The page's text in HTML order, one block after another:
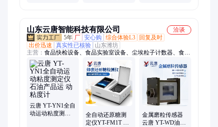
山东云唐智能科技有限公司
洽谈
5年 厂 安心购 综合体验L3
回复及时
出价迅速
真实性已核验
山东潍坊
主营： 食品快检设备、食品实验室设备、尘埃粒子计数器、食品
安全检测仪、农药残留检测仪、水质检测仪、ATP荧光检测仪、
微生物检测仪、食用油检测仪、农药残留快速检测仪、农残检测
仪、农残速测仪、食品检测仪、食品安全速测仪、高智能食品安
全检测仪、土壤养分检测仪、土壤氮磷钾检测仪、食品安全检测
仪器、茶叶农药残留检测仪、手持atp荧光检测仪、兽药残留检测
仪、土壤肥料养分检测仪、多功能食品安全检测仪、卡尔费休水
分仪、食品安全快检设备
云唐 YT-YN1全自
动运动粘度测定
全自动还原糖测
定仪YT-FM1T 云
金属磨粒传感器
云唐 YT-WD油液